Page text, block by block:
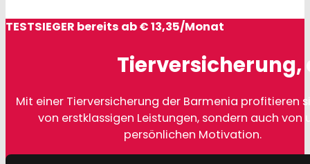
TESTSIEGER bereits ab € 13,35/Monat
Tierversicherung,
Mit einer Tierversicherung der Barmenia profitieren
von erstklassigen Leistungen, sondern auch von
persönlichen Motivation.